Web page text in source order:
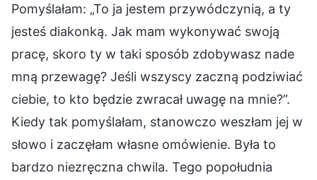
Pomyślałam: „To ja jestem przywódczynią, a ty
jesteś diakonką. Jak mam wykonywać swoją
pracę, skoro ty w taki sposób zdobywasz nade
mną przewagę? Jeśli wszyscy zaczną podziwiać
ciebie, to kto będzie zwracał uwagę na mnie?”.
Kiedy tak pomyślałam, stanowczo weszłam jej w
słowo i zaczęłam własne omówienie. Była to
bardzo niezręczna chwila. Tego popołudnia